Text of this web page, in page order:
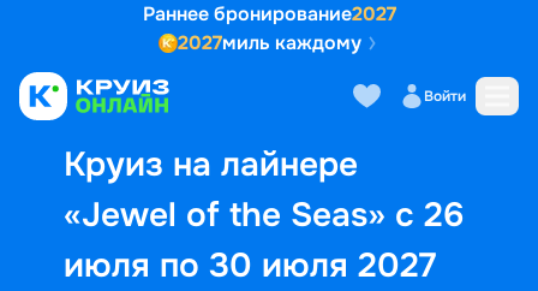
Раннее бронирование2027
2027миль каждому
Войти
Круиз на лайнере
«Jewel of the Seas» с 26
июля по 30 июля 2027
Выбор кают Маршрут и